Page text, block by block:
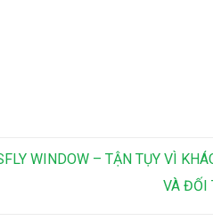
WINDOW – TẬN TỤY VÌ
VÀ ĐỐI